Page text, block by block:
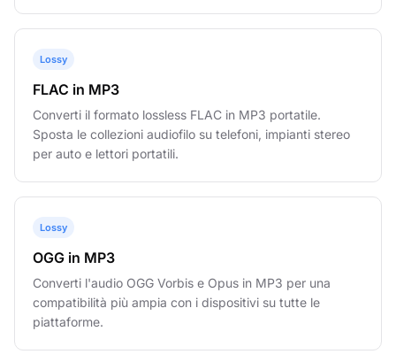
Lossy
FLAC in MP3
Converti il formato lossless FLAC in MP3 portatile.
Sposta le collezioni audiofilo su telefoni, impianti stereo
per auto e lettori portatili.
Lossy
OGG in MP3
Converti l'audio OGG Vorbis e Opus in MP3 per una
compatibilità più ampia con i dispositivi su tutte le
piattaforme.